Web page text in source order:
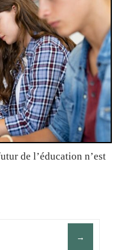
de l’éducation n’est